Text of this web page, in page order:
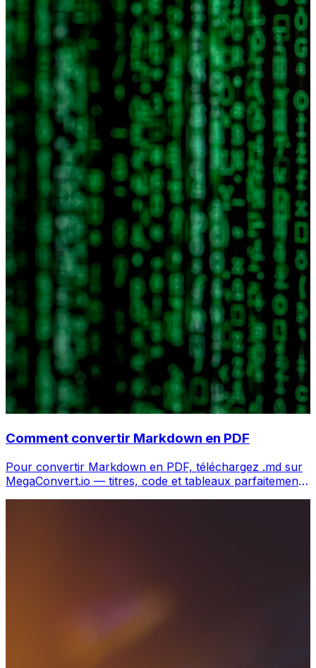
Comment convertir Markdown en PDF
Pour convertir Markdown en PDF, téléchargez .md sur
MegaConvert.io — titres, code et tableaux parfaitement